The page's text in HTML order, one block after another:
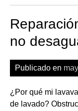
no
Publicado en
¿Por qué mi
de lavado?